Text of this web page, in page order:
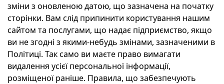
зміни з оновленою датою, що зазначена на початку
сторінки. Вам слід припинити користування нашим
сайтом та послугами, що надає підприємство, якщо
ви не згодні з якими-небудь змінами, зазначеними в
Політиці. Так само ви маєте право вимагати
видалення усієї персональної інформації,
розміщеної раніше. Правила, що забезпечують